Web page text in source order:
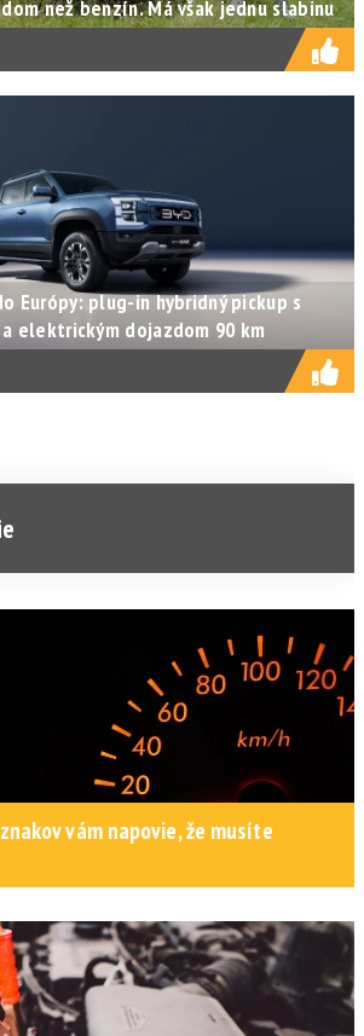
než benzín. Má však jednu slabinu
Európy: plug-in hybridný pickup s
elektrickým dojazdom 90 km
vám napovie, že musíte